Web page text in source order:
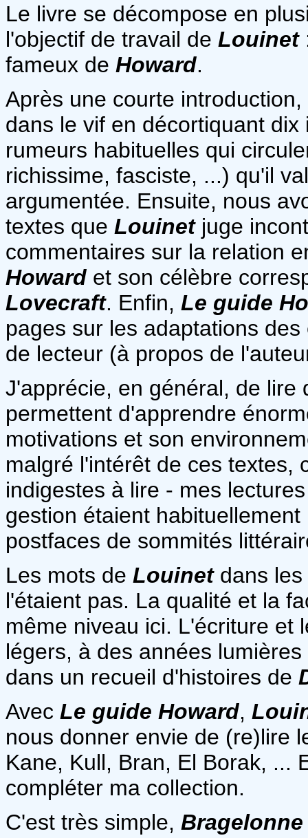
Le livre se décompose en
l'objectif de travail de Louinet
fameux de Howard.
Après une courte introduction,
dans le vif en décortiquant
rumeurs habituelles qui
richissime, fasciste, ...) qu'il
argumentée. Ensuite, nous
textes que Louinetjuge
commentaires sur la relation
Howard et son célèbre
Lovecraft. Enfin, Le guide
pages sur les adaptations
de lecteur (à propos de
J'apprécie, en général, de lire
permettent d'apprendre
motivations et son
malgré l'intérêt de ces textes,
indigestes à lire - mes
gestion étaient
postfaces de sommités
Les mots de Louinet dans
l'étaient pas. La qualité et la
même niveau ici. L'écriture et
légers, à des années
dans un recueil d'histoires de
Avec Le guide Howard,
nous donner envie de (re)lire
Kane, Kull, Bran, El Borak, ...
compléter ma collection.
C'est très simple,